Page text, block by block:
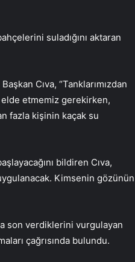
suladığını aktaran
Cıva, “Tanklarımızdan
elde etmemiz gerekirken,
fazla kişinin kaçak su
bildiren Cıva,
Kimsenin gözünün
son verdiklerini vurgulayan
çağrısında bulundu.